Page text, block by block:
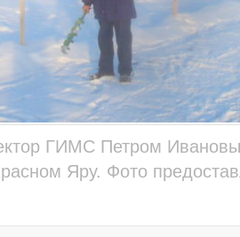
ГИМС Петром
Яру. Фото